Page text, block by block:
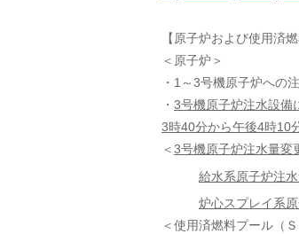
【原子炉および使用済
＜原子炉＞
・1～3号機原子炉への
・ 3号機原子炉注水設備
3時40分から午後4時10
＜3号機原子炉注水量変
給水系原子
炉心スプレイ系
＜使用済燃料プール（